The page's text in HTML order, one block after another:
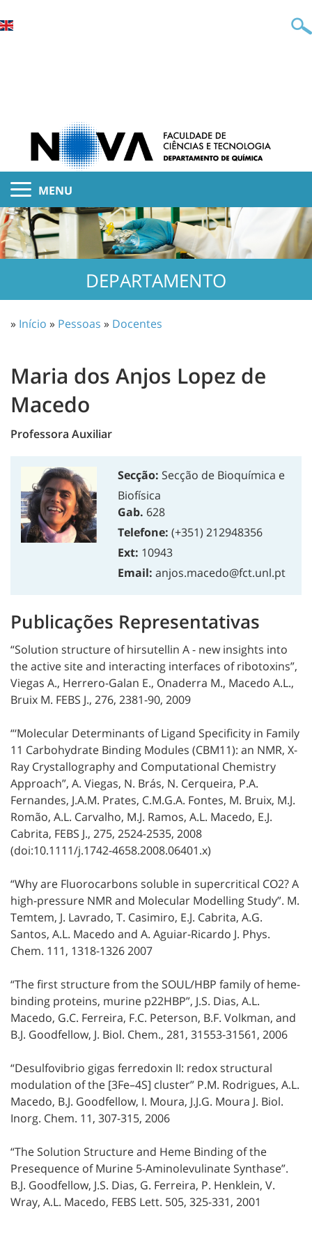
MENU
DEPARTAMENTO
» Início » Pessoas » Docentes
Maria dos Anjos Lopez de
Macedo
Professora Auxiliar
Secção: Secção de Bioquímica e
Biofísica
Gab. 628
Telefone: (+351) 212948356
Ext: 10943
Email: anjos.macedo@fct.unl.pt
Publicações Representativas
“Solution structure of hirsutellin A - new insights into
the active site and interacting interfaces of ribotoxins”,
Viegas A., Herrero-Galan E., Onaderra M., Macedo A.L.,
Bruix M. FEBS J., 276, 2381-90, 2009
“‘Molecular Determinants of Ligand Specificity in Family
11 Carbohydrate Binding Modules (CBM11): an NMR, X-
Ray Crystallography and Computational Chemistry
Approach”, A. Viegas, N. Brás, N. Cerqueira, P.A.
Fernandes, J.A.M. Prates, C.M.G.A. Fontes, M. Bruix, M.J.
Romão, A.L. Carvalho, M.J. Ramos, A.L. Macedo, E.J.
Cabrita, FEBS J., 275, 2524-2535, 2008
(doi:10.1111/j.1742-4658.2008.06401.x)
“Why are Fluorocarbons soluble in supercritical CO2? A
high-pressure NMR and Molecular Modelling Study”. M.
Temtem, J. Lavrado, T. Casimiro, E.J. Cabrita, A.G.
Santos, A.L. Macedo and A. Aguiar-Ricardo J. Phys.
Chem. 111, 1318-1326 2007
“The first structure from the SOUL/HBP family of heme-
binding proteins, murine p22HBP”, J.S. Dias, A.L.
Macedo, G.C. Ferreira, F.C. Peterson, B.F. Volkman, and
B.J. Goodfellow, J. Biol. Chem., 281, 31553-31561, 2006
“Desulfovibrio gigas ferredoxin II: redox structural
modulation of the [3Fe–4S] cluster” P.M. Rodrigues, A.L.
Macedo, B.J. Goodfellow, I. Moura, J.J.G. Moura J. Biol.
Inorg. Chem. 11, 307-315, 2006
“The Solution Structure and Heme Binding of the
Presequence of Murine 5-Aminolevulinate Synthase”.
B.J. Goodfellow, J.S. Dias, G. Ferreira, P. Henklein, V.
Wray, A.L. Macedo, FEBS Lett. 505, 325-331, 2001